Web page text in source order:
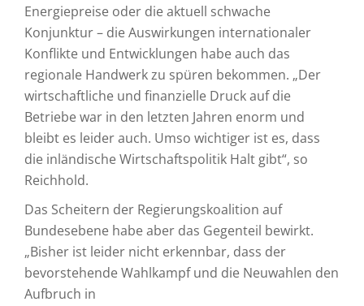
Energiepreise oder die aktuell schwache
Konjunktur – die Auswirkungen internationaler
Konflikte und Entwicklungen habe auch das
regionale Handwerk zu spüren bekommen. „Der
wirtschaftliche und finanzielle Druck auf die
Betriebe war in den letzten Jahren enorm und
bleibt es leider auch. Umso wichtiger ist es, dass
die inländische Wirtschaftspolitik Halt gibt“, so
Reichhold.
Das Scheitern der Regierungskoalition auf
Bundesebene habe aber das Gegenteil bewirkt.
„Bisher ist leider nicht erkennbar, dass der
bevorstehende Wahlkampf und die Neuwahlen den
Aufbruch in